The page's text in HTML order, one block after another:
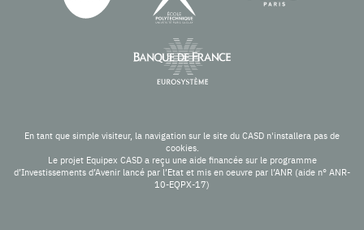
En tant que simple visiteur, la navigation sur le site du CASD n'installera pas de
cookies.
Le projet Equipex CASD a reçu une aide financée sur le programme
d’Investissements d’Avenir lancé par l’Etat et mis en oeuvre par l’ANR (aide n° ANR-
10-EQPX-17)